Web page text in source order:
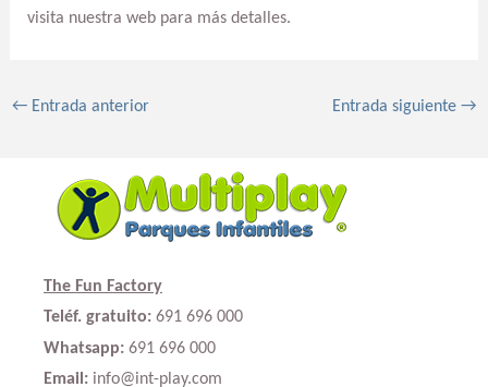
visita nuestra web para más detalles.
←Entrada anterior Entrada siguiente→
The Fun Factory
Teléf. gratuito: 691 696 000
Whatsapp: 691 696 000
Email: info@int-play.com